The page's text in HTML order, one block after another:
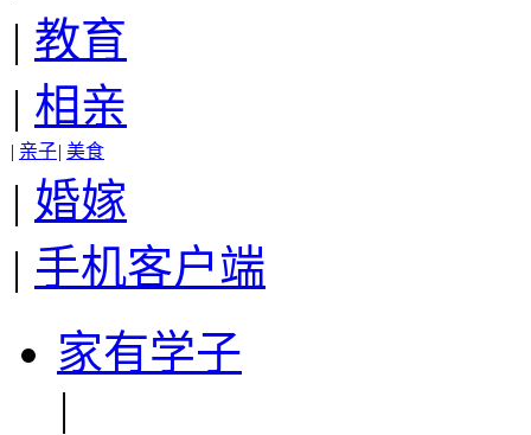
| 教育
| 相亲
| 亲子| 美食
| 婚嫁
| 手机客户端
家有学子
|